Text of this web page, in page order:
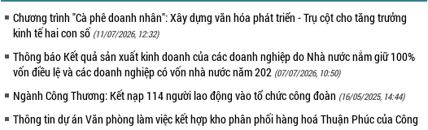
Chương trình "Cà phê doanh nhân": Xây dựng văn hóa phát triển - Trụ cột cho tăng trưởng
kinh tế hai con số (11/07/2026, 12:32)
Thông báo Kết quả sản xuất kinh doanh của các doanh nghiệp do Nhà nước nắm giữ 100%
vốn điều lệ và các doanh nghiệp có vốn nhà nước năm 202 (07/07/2026, 10:50)
Ngành Công Thương: Kết nạp 114 người lao động vào tổ chức công đoàn (16/05/2025, 14:44)
Thông tin dự án Văn phòng làm việc kết hợp kho phân phối hàng hoá Thuận Phúc của Công